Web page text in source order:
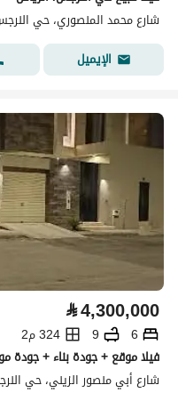
شارع محمد المنصوري، حي
الإيميل
⃁4,300,000
6
9
324 م2
فيلا موقع + جودة بناء + جودة
شارع أبي منصور الزيني، حي